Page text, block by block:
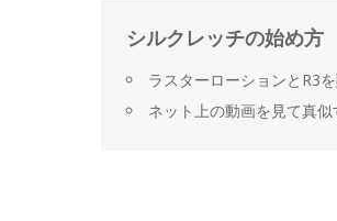
シルクレッチの始め方
ラスターローションとR3
ネット上の動画を見て真似